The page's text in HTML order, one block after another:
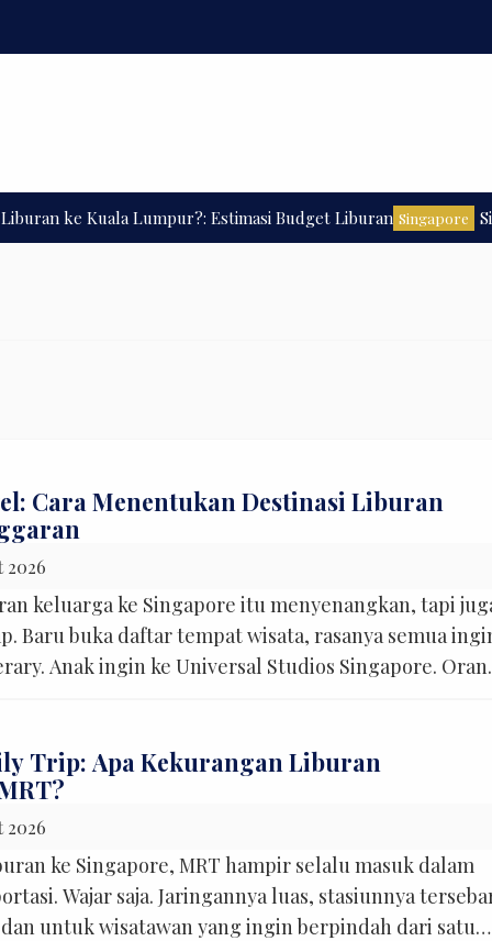
ke Kuala Lumpur?: Estimasi Budget Liburan Singapore
Cara Menentukan Destinasi Liburan
2026
keluarga ke Singapore itu menyenangkan, tapi
Baru buka daftar tempat wisata, rasanya semua
Anak ingin ke Universal Studios Singapore.
yang punya banyak pilihan aktivitas, belum lagi Jewel
Trip: Apa Kekurangan Liburan
2026
ke Singapore, MRT hampir selalu masuk dalam
Wajar saja. Jaringannya luas, stasiunnya
dan untuk wisatawan yang ingin berpindah dari satu
Spacious HiAce Minivan
for Group Transfers in
Service
airline_seat_recline_extra9 Kursi
expand_circle_right Lihat Detail